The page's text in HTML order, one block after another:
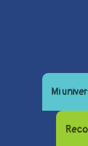
Mi